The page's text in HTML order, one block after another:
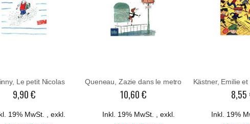
Le petit Nicolas
9,90 €
19% MwSt. , exkl.
Queneau, Zazie dans le metro
10,60 €
Inkl. 19% MwSt. , exkl.
8,55
Inkl. 19%